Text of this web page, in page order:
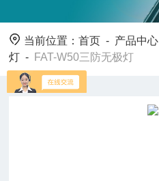
当前位置：首页 - 产品中心
灯 - FAT-W50三防无极灯